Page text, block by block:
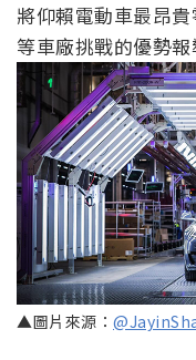
將仰賴電動車最昂
等車廠挑戰的優勢報
▲圖片來源：